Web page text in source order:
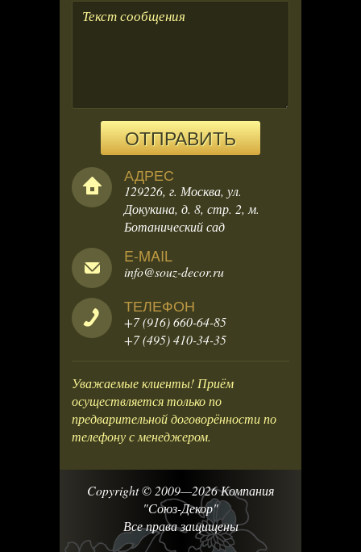
ОТПРАВИТЬ
АДРЕС
129226, г. Москва, ул.
Докукина, д. 8, стр. 2, м.
Ботанический сад
E-MAIL
info@souz-decor.ru
ТЕЛЕФОН
+7 (916) 660-64-85
+7 (495) 410-34-35
Уважаемые клиенты! Приём
осуществляется только по
предварительной договорённости по
телефону с менеджером.
Copyright © 2009—2026 Компания
"Союз-Декор"
Все права защищены